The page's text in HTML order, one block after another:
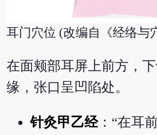
耳门穴位 (改编自《经络与
在面颊部耳屏上前方，
缘，张口呈凹陷处。
针灸甲乙经：“在耳